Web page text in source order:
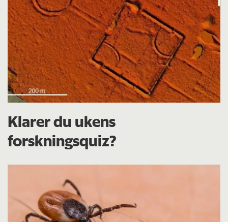
Klarer du ukens
forskningsquiz?